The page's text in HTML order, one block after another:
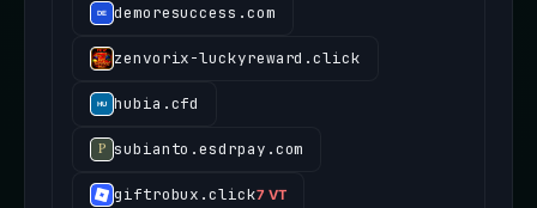
demoresuccess.com
zenvorix-luckyreward.click
hubia.cfd
subianto.esdrpay.com
giftrobux.click7 VT